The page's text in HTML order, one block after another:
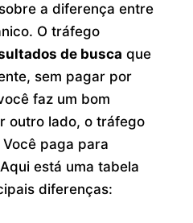
a diferença entre
O tráfego
de busca que
sem pagar por
faz um bom
outro lado, o tráfego
paga para
está uma tabela
diferenças: